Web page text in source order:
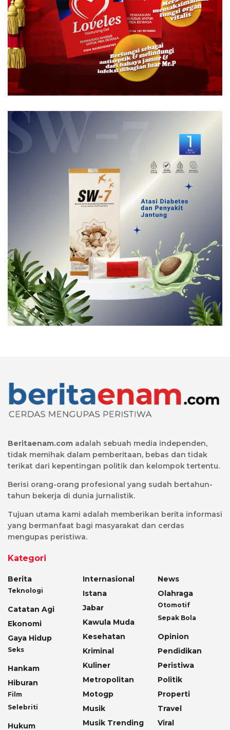
Beritaenam.com adalah sebuah media independen,
tidak memihak dalam pemberitaan, bebas dan tidak
terikat dari kepentingan politik dan kelompok tertentu.
Berisi orang-orang profesional yang sudah bertahun-
tahun bekerja di dunia jurnalistik.
Tujuan utama kami adalah memberikan berita informasi
yang bermanfaat bagi masyarakat dan cerdas
mengupas peristiwa.
Kategori
Berita
Teknologi
Catatan Agi
Ekonomi
Gaya Hidup
Seks
Hankam
Hiburan
Film
Selebriti
Hukum
Internasional
Istana
Jabar
Kawula Muda
Kesehatan
Kriminal
Kuliner
Metropolitan
Motogp
Musik
Musik Trending
News
Olahraga
Otomotif
Sepak Bola
Opinion
Pendidikan
Peristiwa
Politik
Properti
Travel
Viral